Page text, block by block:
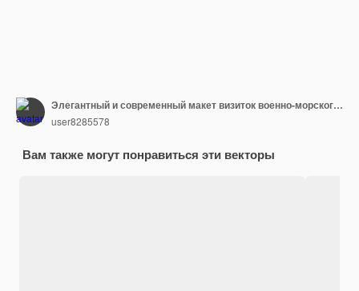
Элегантный и современный макет визиток военно-морского флота
user8285578
Вам также могут понравиться эти векторы